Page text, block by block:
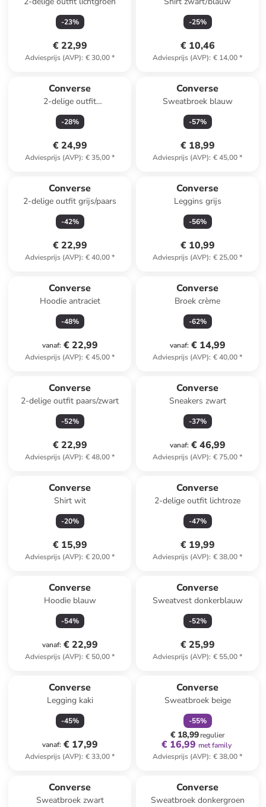
-23%
€ 22,99
Adviesprijs (AVP): € 30,00*
-25%
€ 10,46
Adviesprijs (AVP): € 14,00*
Converse
2-delige outfit
oranje/donkerblauw
-28%
€ 24,99
Adviesprijs (AVP): € 35,00*
Converse
Sweatbroek blauw
-57%
€ 18,99
Adviesprijs (AVP): € 45,00*
Converse
2-delige outfit grijs/paars
-42%
€ 22,99
Adviesprijs (AVP): € 40,00*
Converse
Leggins grijs
-56%
€ 10,99
Adviesprijs (AVP): € 25,00*
Converse
Hoodie antraciet
-48%
vanaf: € 22,99
Adviesprijs (AVP): € 45,00*
Converse
Broek crème
-62%
vanaf: € 14,99
Adviesprijs (AVP): € 40,00*
Converse
2-delige outfit paars/zwart
-52%
€ 22,99
Adviesprijs (AVP): € 48,00*
Converse
Sneakers zwart
-37%
vanaf: € 46,99
Adviesprijs (AVP): € 75,00*
Converse
Shirt wit
-20%
€ 15,99
Adviesprijs (AVP): € 20,00*
Converse
2-delige outfit lichtroze
-47%
€ 19,99
Adviesprijs (AVP): € 38,00*
Converse
Hoodie blauw
-54%
vanaf: € 22,99
Adviesprijs (AVP): € 50,00*
Converse
Sweatvest donkerblauw
-52%
€ 25,99
Adviesprijs (AVP): € 55,00*
Converse
Legging kaki
-45%
vanaf: € 17,99
Adviesprijs (AVP): € 33,00*
Converse
Sweatbroek beige
-55%
€ 18,99regulier
€ 16,99 met family
Adviesprijs (AVP): € 38,00*
Converse
Sweatbroek zwart
Converse
Sweatbroek donkergroen